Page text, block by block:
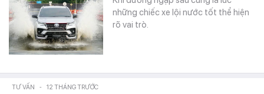
những chiếc xe lội nước tốt thể hiện
rõ vai trò.
TƯ VẤN - 12 THÁNG TRƯỚC